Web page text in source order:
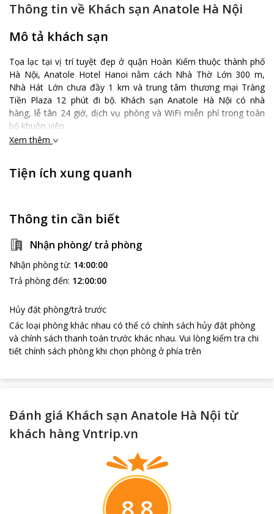
Thông tin về Khách sạn Anatole Hà Nội
Mô tả khách sạn
Tọa lạc tại vị trí tuyệt đẹp ở quận Hoàn Kiếm thuộc thành phố
Hà Nội, Anatole Hotel Hanoi nằm cách Nhà Thờ Lớn 300 m,
Nhà Hát Lớn chưa đầy 1 km và trung tâm thương mại Tràng
Tiền Plaza 12 phút đi bộ. Khách sạn Anatole Hà Nội có nhà
hàng, lễ tân 24 giờ, dịch vụ phòng và WiFi miễn phí trong toàn
bộ khuôn viên.
Tất cả phòng nghỉ tại khách sạn đều được trang bị máy điều
máy sấy tóc và bàn làm việc. Mỗi phòng còn có tủ để quần áo
và phòng tắm riêng. Khách sạn cung cấp phòng gia đình.
Các điểm tham quan nổi tiếng gần Anatole Hotel Hanoi bao
gồm Nhà hát múa rối nước Thăng Long, Chợ Đồng Xuân và Hồ
Hoàn Kiếm. Sân bay gần nhất là sân bay quốc tế Nội Bài, nằm
trong bán kính 31 km từ khách sạn, và chỗ nghỉ cung cấp dịch
vụ đưa đón sân bay với một khoản phụ phí.
Xem thêm
Tiện ích xung quanh
Thông tin cần biết
Nhận phòng/ trả phòng
Nhận phòng từ: 14:00:00
Trả phòng đến: 12:00:00
Hủy đặt phòng/trả trước
Các loại phòng khác nhau có thể có chính sách hủy đặt phòng
và chính sách thanh toán trước khác nhau. Vui lòng kiểm tra chi
tiết chính sách phòng khi chọn phòng ở phía trên
Đánh giá Khách sạn Anatole Hà Nội từ
khách hàng Vntrip.vn